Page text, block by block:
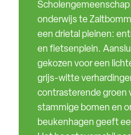
onderwijs te
een drietal pleinen:
en fietsenplein.
gekozen voor een
grijs-witte
contraste­rende groen
stammige bomen en
beukenhagen geeft